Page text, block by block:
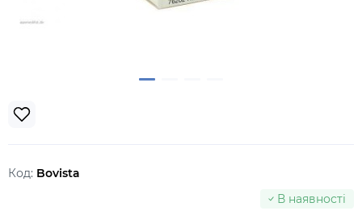
Код: Bovista
В наявності